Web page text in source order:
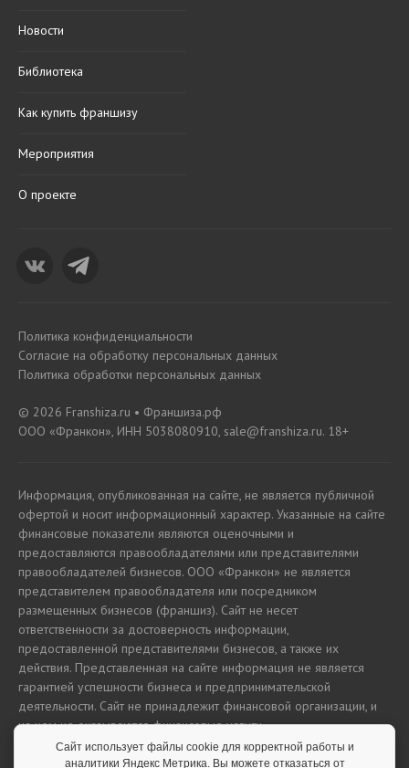
Новости
Библиотека
Как купить франшизу
Мероприятия
О проекте
Политика конфиденциальности
Согласие на обработку персональных данных
Политика обработки персональных данных
© 2026 Franshiza.ru • Франшиза.рф
ООО «Франкон», ИНН 5038080910, sale@franshiza.ru. 18+
Информация, опубликованная на сайте, не является публичной
офертой и носит информационный характер. Указанные на сайте
финансовые показатели являются оценочными и
предоставляются правообладателями или представителями
правообладателей бизнесов. ООО «Франкон» не является
представителем правообладателя или посредником
размещенных бизнесов (франшиз). Сайт не несет
ответственности за достоверность информации,
предоставленной представителями бизнесов, а также их
действия. Представленная на сайте информация не является
гарантией успешности бизнеса и предпринимательской
деятельности. Сайт не принадлежит финансовой организации, и
на нем не оказываются финансовые услуги.
Сайт использует файлы cookie для корректной работы и
аналитики Яндекс Метрика. Вы можете отказаться от